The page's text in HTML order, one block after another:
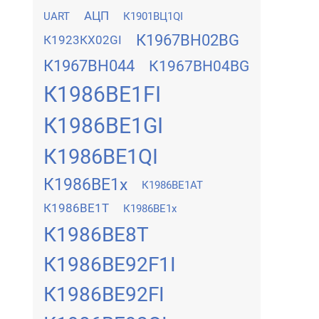
UART
АЦП К1901ВЦ1QI
К1923КХ02GI
К1967ВН02BG
К1967ВН044
К1967ВН04BG
К1986ВЕ1FI
К1986ВЕ1GI
К1986ВЕ1QI
К1986ВЕ1x К1986ВЕ1АТ
К1986ВЕ1Т К1986ВЕ1х
К1986ВЕ8Т
К1986ВЕ92F1I
К1986ВЕ92FI